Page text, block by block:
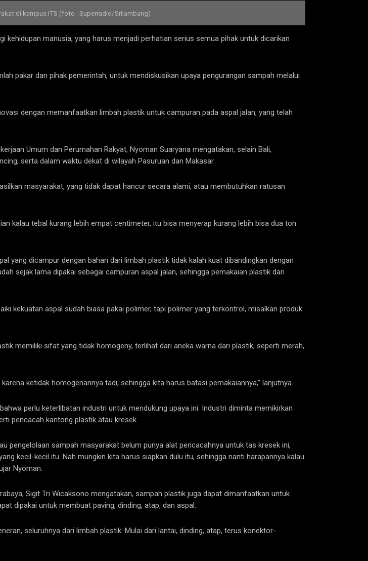
di kampus ITS (foto : Superradio/Srilambang)
kehidupan manusia, yang harus menjadi perhatian serius semua pihak untuk dicarikan
pakar dan pihak pemerintah, untuk mendiskusikan upaya pengurangan sampah melalui
dengan memanfaatkan limbah plastik untuk campuran pada aspal jalan, yang telah
Umum dan Perumahan Rakyat, Nyoman Suaryana mengatakan, selain Bali,
serta dalam waktu dekat di wilayah Pasuruan dan Makasar.
masyarakat, yang tidak dapat hancur secara alami, atau membutuhkan ratusan
kalau tebal kurang lebih empat centimeter, itu bisa menyerap kurang lebih bisa dua ton
yang dicampur dengan bahan dari limbah plastik tidak kalah kuat dibandingkan dengan
sejak lama dipakai sebagai campuran aspal jalan, sehingga pemakaian plastik dari
kekuatan aspal sudah biasa pakai polimer, tapi polimer yang terkontrol, misalkan produk
memiliki sifat yang tidak homogeny, terlihat dari aneka warna dari plastik, seperti merah,
ketidak homogenannya tadi, sehingga kita harus batasi pemakaiannya,” lanjutnya.
perlu keterlibatan industri untuk mendukung upaya ini. Industri diminta memikirkan
pencacah kantong plastik atau kresek.
pengelolaan sampah masyarakat belum punya alat pencacahnya untuk tas kresek ini,
kecil-kecil itu. Nah mungkin kita harus siapkan dulu itu, sehingga nanti harapannya kalau
Nyoman.
Sigit Tri Wicaksono mengatakan, sampah plastik juga dapat dimanfaatkan untuk
dipakai untuk membuat paving, dinding, atap, dan aspal.
seluruhnya dari limbah plastik. Mulai dari lantai, dinding, atap, terus konektor-